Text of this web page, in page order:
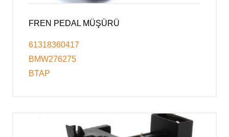
FREN PEDAL MÜŞÜRÜ
61318360417
BMW276275
BTAP